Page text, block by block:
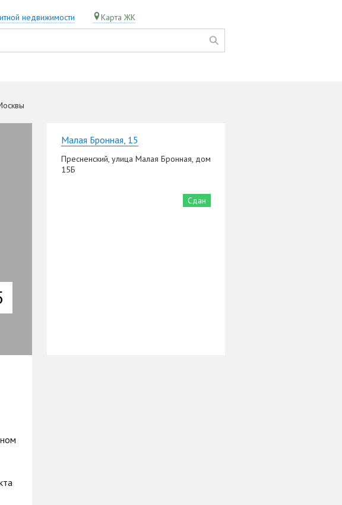
недвижимости Карта ЖК
Малая Бронная, 15
Пресненский, улица Малая Бронная, дом
15Б
Сдан